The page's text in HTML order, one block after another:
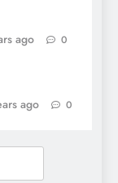
ago 0
ago 0